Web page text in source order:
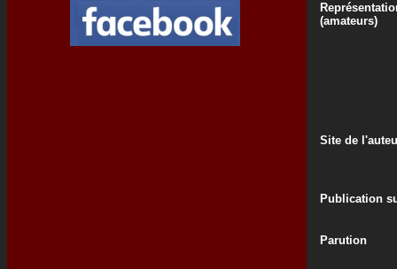
(amateurs)
Site de
Publication
Parution